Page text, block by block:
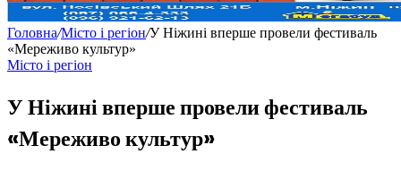
Головна/Місто і регіон/У Ніжині вперше провели фестиваль
«Мереживо культур»
Місто і регіон
У Ніжині вперше провели фестиваль
«Мереживо культур»